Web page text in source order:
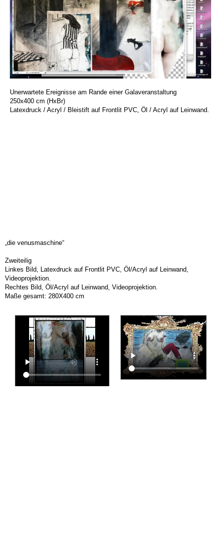
Unerwartete Ereignisse am Rande einer Galaveranstaltung
250x400 cm (HxBr)
Latexdruck / Acryl / Bleistift auf Frontlit PVC, Öl / Acryl auf Leinwand.
„die venusmaschine“
Zweiteilig
Linkes Bild,
Latexdruck auf Frontlit PVC , Öl/Acryl auf Leinwand,
Videoprojektion.
Rechtes Bild, Öl/Acryl auf Leinwand, Videoprojektion.
Maße gesamt: 280X400 cm